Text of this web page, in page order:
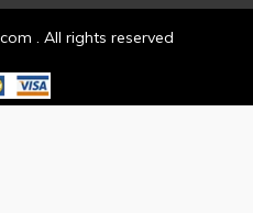
. All rights reserved.